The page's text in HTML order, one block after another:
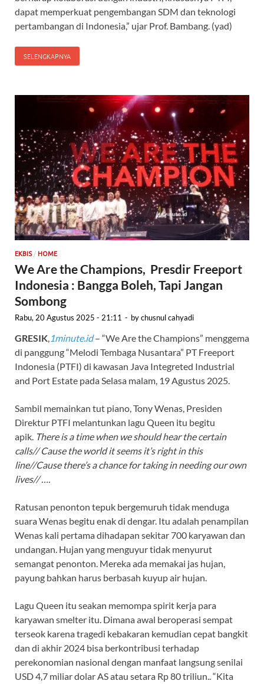
dapat memperkuat pengembangan SDM dan teknologi
pertambangan di Indonesia,” ujar Prof. Bambang. (yad)
SELENGKAPNYA
EKBIS/ HOME
We Are the Champions, Presdir Freeport
Indonesia : Bangga Boleh, Tapi Jangan
Sombong
Rabu, 20 Agustus 2025 - 21:11 - bychusnul cahyadi
GRESIK, 1minute.id– “We Are the Champions” menggema
di panggung “Melodi Tembaga Nusantara” PT Freeport
Indonesia (PTFI) di kawasan Java Integreted Industrial
and Port Estate pada Selasa malam, 19 Agustus 2025.
Sambil memainkan tut piano, Tony Wenas, Presiden
Direktur PTFI melantunkan lagu Queen itu begitu
apik. There is a time when we should hear the certain
calls// Cause the world it seems it’s right in this
line//Cause there’s a chance for taking in needing our own
lives// ….
Ratusan penonton tepuk bergemuruh tidak menduga
suara Wenas begitu enak di dengar. Itu adalah penampilan
Wenas kali pertama dihadapan sekitar 700 karyawan dan
undangan. Hujan yang menguyur tidak menyurut
semangat penonton. Mereka ada memakai jas hujan,
payung bahkan harus berbasah kuyup air hujan.
Lagu Queen itu seakan memompa spirit kerja para
karyawan smelter itu. Dimana awal beroperasi sempat
terseok karena tragedi kebakaran kemudian cepat bangkit
dan di akhir 2024 bisa berkontribusi terhadap
perekonomian nasional dengan manfaat langsung senilai
USD 4,7 miliar dolar AS atau setara Rp 80 triliun.. “Kita